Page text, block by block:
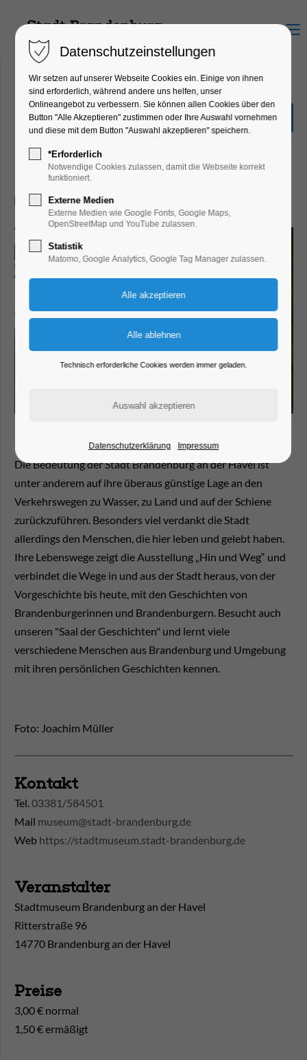
Menu
Sonderausstellung "Hin &
Weg"
Ausstellung, Kinder, Jugend, Kunst,
Mitmach-Aktion
07.02.2026, 13:00–17:00
Die Bedeutung der Stadt Brandenburg an der Havel ist
unter anderem auf ihre überaus günstige Lage an den
Verkehrswegen zu Wasser, zu Land und auf der Schiene
zurückzuführen. Besonders viel verdankt die Stadt
allerdings den Menschen, die hier leben und gelebt haben.
Ihre Lebenswege zeigt die Ausstellung „Hin und Weg“ und
verbindet die Wege in und aus der Stadt heraus, von der
Vorgeschichte bis heute, mit den Geschichten von
Brandenburgerinnen und Brandenburgern. Besucht auch
unseren "Saal der Geschichten" und lernt viele
verschiedene Menschen aus Brandenburg und Umgebung
mit ihren persönlichen Geschichten kennen.
Foto: Joachim Müller
Kontakt
Tel.03381/584501
Mail museum@stadt-brandenburg.de
Web https://stadtmuseum.stadt-brandenburg.de
Veranstalter
Stadtmuseum Brandenburg an der Havel
Ritterstraße 96
14770 Brandenburg an der Havel
Preise
3,00 € normal
1,50 € ermäßigt
Datenschutzeinstellungen
Wir setzen auf unserer Webseite Cookies ein. Einige von ihnen
sind erforderlich, während andere uns helfen, unser
Onlineangebot zu verbessern. Sie können allen Cookies über den
Button "Alle Akzeptieren" zustimmen oder Ihre Auswahl vornehmen
und diese mit dem Button "Auswahl akzeptieren" speichern.
*Erforderlich
Notwendige Cookies zulassen, damit die Webseite korrekt
funktioniert.
Externe Medien
Externe Medien wie Google Fonts, Google Maps,
OpenStreetMap und YouTube zulassen.
Statistik
Matomo, Google Analytics, Google Tag Manager zulassen.
Technisch erforderliche Cookies werden immer geladen.
Datenschutzerklärung Impressum